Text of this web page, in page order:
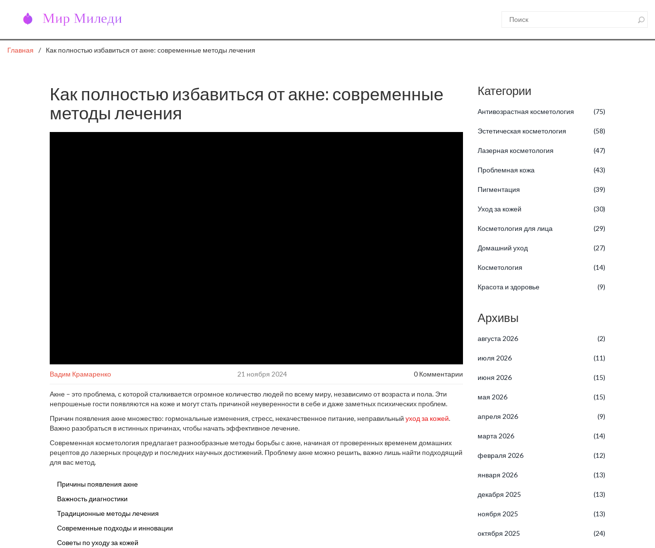
Главная Как полностью избавиться от акне: современные методы лечения
Как полностью избавиться от акне: современные
методы лечения
Вадим Крамаренко 21 ноября 2024 0 Комментарии
Акне – это проблема, с которой сталкивается огромное количество людей по всему миру, независимо от возраста и пола. Эти
непрошеные гости появляются на коже и могут стать причиной неуверенности в себе и даже заметных психических проблем.
Причин появления акне множество: гормональные изменения, стресс, некачественное питание, неправильный уход за кожей.
Важно разобраться в истинных причинах, чтобы начать эффективное лечение.
Современная косметология предлагает разнообразные методы борьбы с акне, начиная от проверенных временем домашних
рецептов до лазерных процедур и последних научных достижений. Проблему акне можно решить, важно лишь найти подходящий
для вас метод.
Причины появления акне
Важность диагностики
Традиционные методы лечения
Современные подходы и инновации
Советы по уходу за кожей
Категории
Антивозрастная косметология (75)
Эстетическая косметология (58)
Лазерная косметология (47)
Проблемная кожа (43)
Пигментация (39)
Уход за кожей (30)
Косметология для лица (29)
Домашний уход (27)
Косметология (14)
Красота и здоровье (9)
Архивы
августа 2026 (2)
июля 2026 (11)
июня 2026 (15)
мая 2026 (15)
апреля 2026 (9)
марта 2026 (14)
февраля 2026 (12)
января 2026 (13)
декабря 2025 (13)
ноября 2025 (13)
октября 2025 (24)